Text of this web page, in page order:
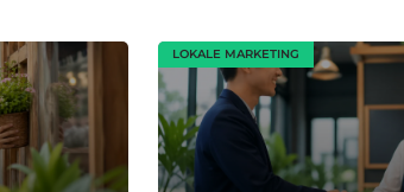
LOKALE MARKETING